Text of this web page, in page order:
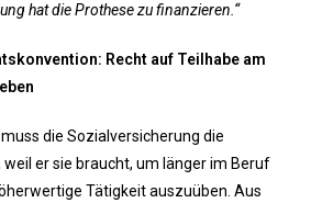
hat die Prothese zu finanzieren.“
Recht auf Teilhabe am
muss die Sozialversicherung die
er sie braucht, um länger im Beruf
Tätigkeit auszuüben. Aus